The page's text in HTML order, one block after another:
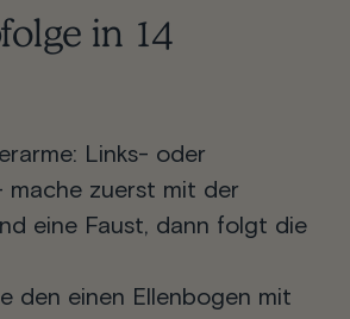
in 14
: Links- oder
mache zuerst mit der
eine Faust, dann folgt die
den einen Ellenbogen mit